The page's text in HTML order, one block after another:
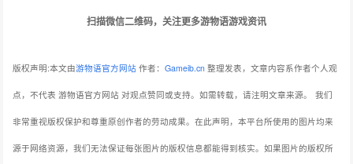
扫描微信二维码，关注更多游物语游戏资讯
版权声明:本文由游物语官方网站 作者：Gameib.cn 整理发表，文章内容系作者个人观
点，不代表 游物语官方网站 对观点赞同或支持。如需转载，请注明文章来源。 我们
非常重视版权保护和尊重原创作者的劳动成果。在此声明，本平台所使用的图片均来
源于网络资源，我们无法保证每张图片的版权信息都能得到核实。如果图片的版权所